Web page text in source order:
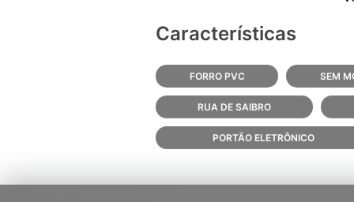
Características
FORRO PVC SEM
RUA DE SAIBRO
PORTÃO ELETRÔNICO